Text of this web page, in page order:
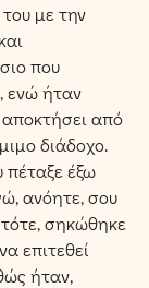
µε την
που
ενώ ήταν
από
διάδοχο.
πέταξε έξω
ανόητε, σου
τότε, σηκώθηκε
επιτεθεί
ήταν,